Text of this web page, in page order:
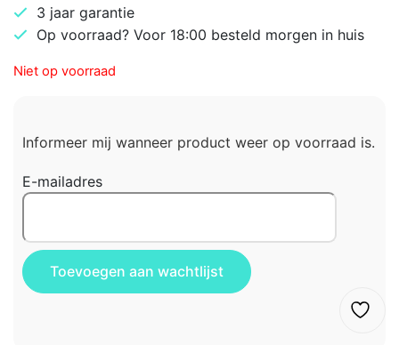
3 jaar garantie
Op voorraad? Voor 18:00 besteld morgen in huis
Niet op voorraad
Informeer mij wanneer product weer op voorraad is.
E-mailadres